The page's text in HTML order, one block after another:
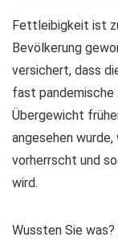
Fettleibigkeit ist
Bevölkerung
versichert, dass
fast pandemische
Übergewicht
angesehen
vorherrscht und
wird.
Wussten Sie